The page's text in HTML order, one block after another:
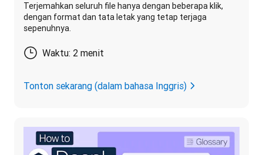
Terjemahkan seluruh file hanya dengan beberapa klik,
dengan format dan tata letak yang tetap terjaga
sepenuhnya.
Waktu: 2 menit
Tonton sekarang (dalam bahasa Inggris)